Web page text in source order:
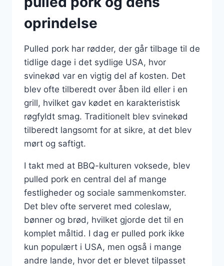
oprindelse
Pulled pork har rødder, der går tilbage til de
tidlige dage i det sydlige USA, hvor
svinekød var en vigtig del af kosten. Det
blev ofte tilberedt over åben ild eller i en
grill, hvilket gav kødet en karakteristisk
røgfyldt smag. Traditionelt blev svinekød
tilberedt langsomt for at sikre, at det blev
mørt og saftigt.
I takt med at BBQ-kulturen voksede, blev
pulled pork en central del af mange
festligheder og sociale sammenkomster.
Det blev ofte serveret med coleslaw,
bønner og brød, hvilket gjorde det til en
komplet måltid. I dag er pulled pork ikke
kun populært i USA, men også i mange
andre lande, hvor det er blevet tilpasset